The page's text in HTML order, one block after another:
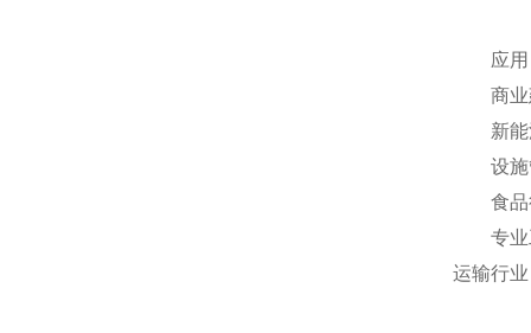
应用
商业
新能
设施
食品
专业
运输行业